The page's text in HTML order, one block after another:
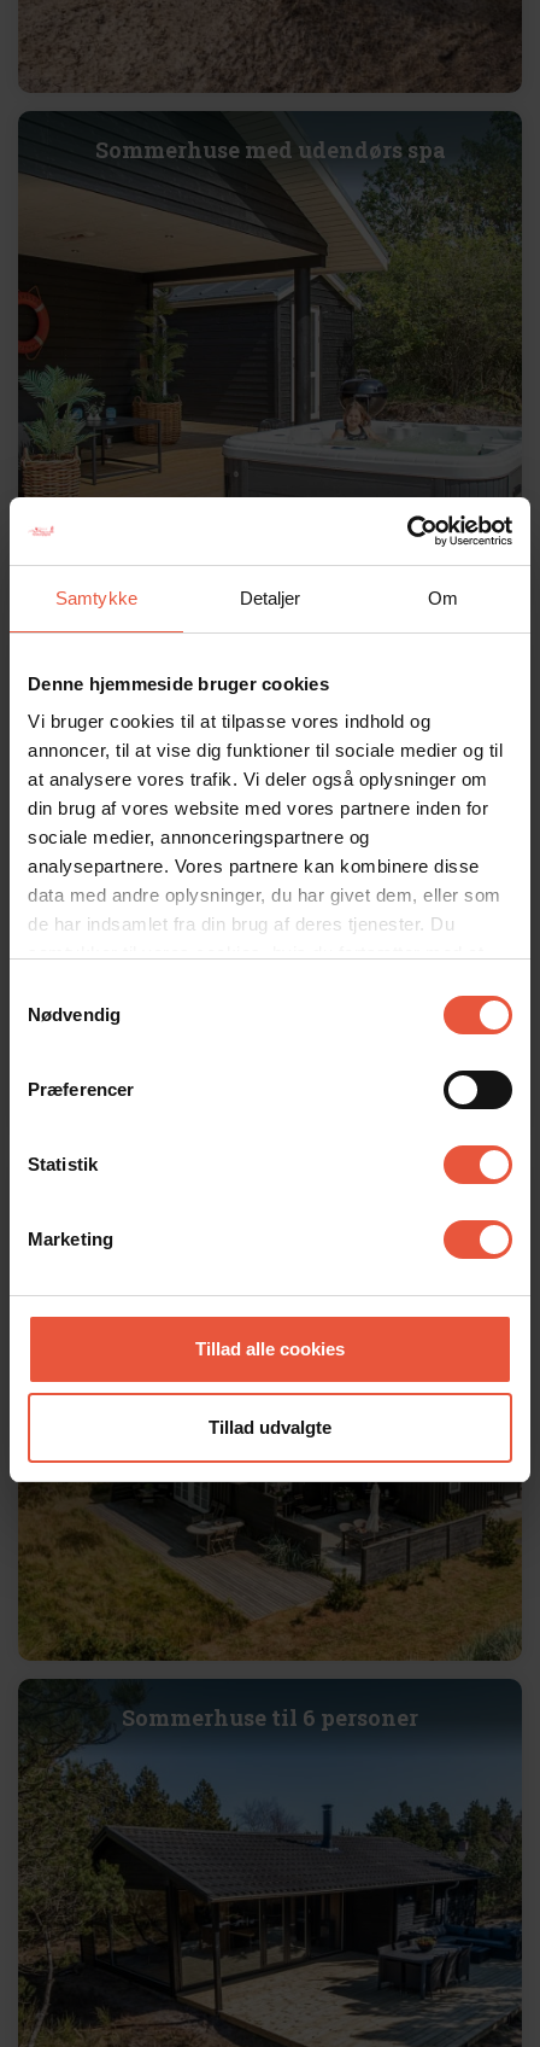
Samtykke Detaljer Om
Denne hjemmeside bruger cookies
Vi bruger cookies til at tilpasse vores indhold og
annoncer, til at vise dig funktioner til sociale medier og til
at analysere vores trafik. Vi deler også oplysninger om
din brug af vores website med vores partnere inden for
sociale medier, annonceringspartnere og
analysepartnere. Vores partnere kan kombinere disse
data med andre oplysninger, du har givet dem, eller som
de har indsamlet fra din brug af deres tjenester. Du
Nødvendig
Præferencer
Statistik
Marketing
Tillad alle cookies
Tillad udvalgte
Sommerhuse med udendørs spa
Ferielejligheder
Sommerhuse til 6 personer